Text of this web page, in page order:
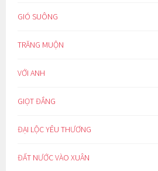
GIÓ SUÔNG
TRĂNG MUỘN
VỚI ANH
GIỌT ĐẮNG
ĐẠI LỘC YÊU THƯƠNG
ĐẤT NƯỚC VÀO XUÂN